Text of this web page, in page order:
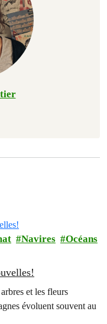
Navires
Océans
et les fleurs
évoluent souvent au